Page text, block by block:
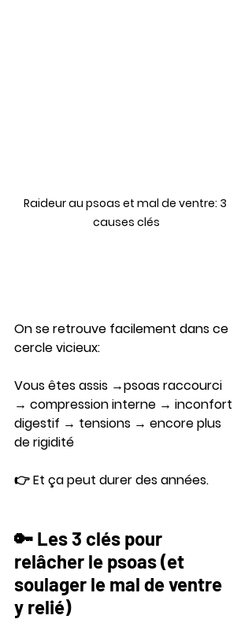
Raideur au psoas et mal de ventre: 3
causes clés
On se retrouve facilement dans ce
cercle vicieux:
Vous êtes assis →psoas raccourci
→ compression interne → inconfort
digestif → tensions → encore plus
de rigidité
👉 Et ça peut durer des années.
🔑 Les 3 clés pour
relâcher le psoas (et
soulager le mal de ventre
y relié)